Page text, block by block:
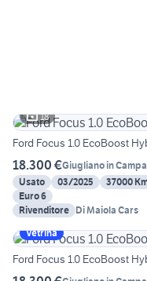
18
Ford Focus 1.0 EcoBoost
18.300 €Giugliano in
Usato
03/2025 37000
Euro 6
Rivenditore Di Maiola Cars
Vetrina
Ford Focus 1.0 EcoBoost